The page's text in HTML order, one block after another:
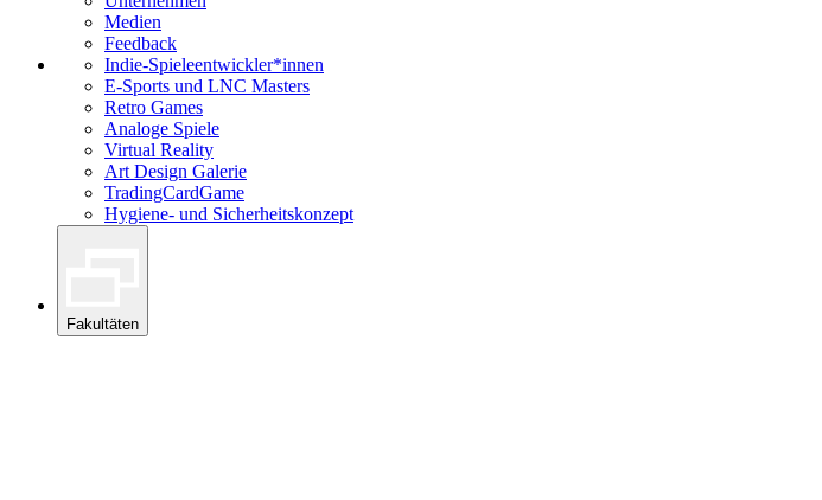
Medien
Feedback
Indie-Spieleentwickler*innen
E-Sports und LNC Masters
Retro Games
Analoge Spiele
Virtual Reality
Art Design Galerie
TradingCardGame
Hygiene- und Sicherheitskonzept
Fakultäten